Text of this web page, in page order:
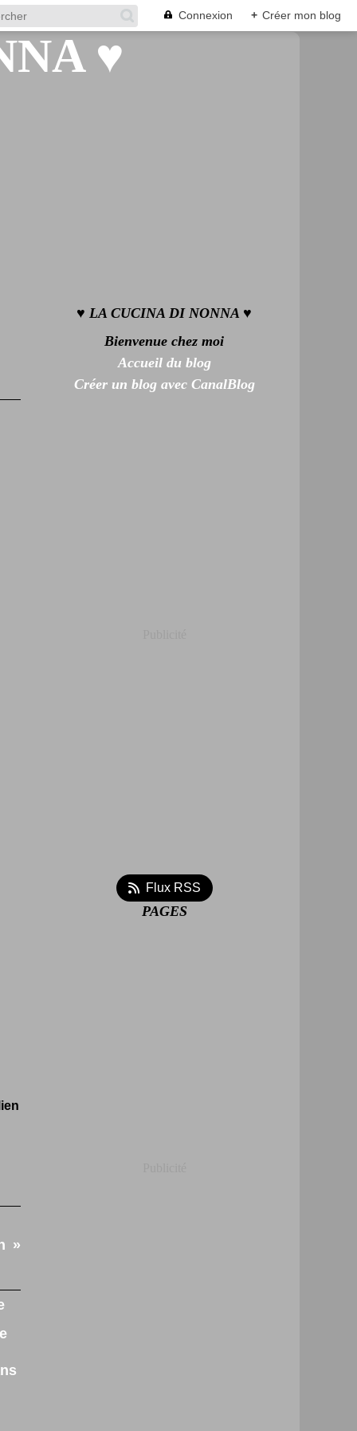
Connexion + Créer mon blog
♥ LA CUCINA DI NONNA ♥
Bienvenue chez moi
Accueil du blog
Créer un blog avec CanalBlog
Flux RSS
PAGES